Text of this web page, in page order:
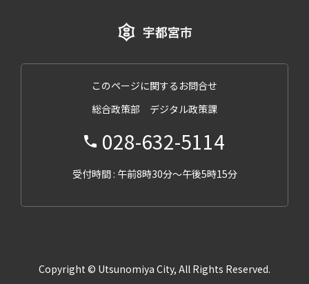
このページに関するお問合せ
総合政策部 デジタル政策課
028-632-5114
受付時間 : 午前8時30分～午後5時15分
Copyright © Utsunomiya City, All Rights Reserved.